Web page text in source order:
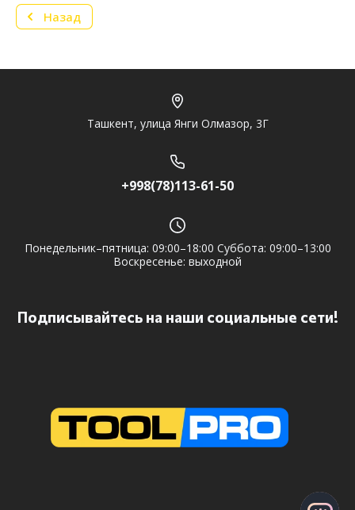
Назад
Ташкент, улица Янги Олмазор, 3Г
+998(78)113-61-50
Понедельник–пятница: 09:00–18:00 Суббота: 09:00–13:00
Воскресенье: выходной
Подписывайтесь на наши социальные сети!
Telegram